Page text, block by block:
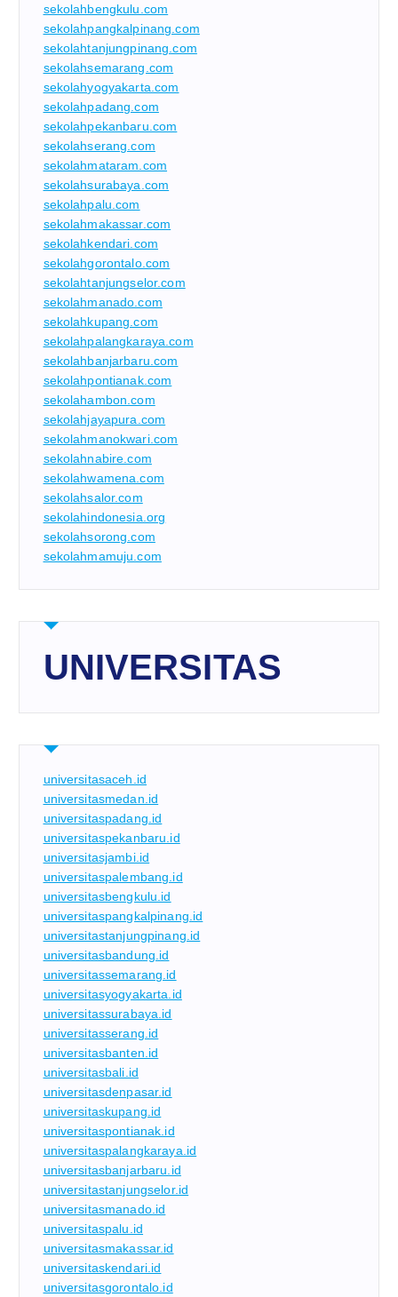
sekolahbengkulu.com
sekolahpangkalpinang.com
sekolahtanjungpinang.com
sekolahsemarang.com
sekolahyogyakarta.com
sekolahpadang.com
sekolahpekanbaru.com
sekolahserang.com
sekolahmataram.com
sekolahsurabaya.com
sekolahpalu.com
sekolahmakassar.com
sekolahkendari.com
sekolahgorontalo.com
sekolahtanjungselor.com
sekolahmanado.com
sekolahkupang.com
sekolahpalangkaraya.com
sekolahbanjarbaru.com
sekolahpontianak.com
sekolahambon.com
sekolahjayapura.com
sekolahmanokwari.com
sekolahnabire.com
sekolahwamena.com
sekolahsalor.com
sekolahindonesia.org
sekolahsorong.com
sekolahmamuju.com
UNIVERSITAS
universitasaceh.id
universitasmedan.id
universitaspadang.id
universitaspekanbaru.id
universitasjambi.id
universitaspalembang.id
universitasbengkulu.id
universitaspangkalpinang.id
universitastanjungpinang.id
universitasbandung.id
universitassemarang.id
universitasyogyakarta.id
universitassurabaya.id
universitasserang.id
universitasbanten.id
universitasbali.id
universitasdenpasar.id
universitaskupang.id
universitaspontianak.id
universitaspalangkaraya.id
universitasbanjarbaru.id
universitastanjungselor.id
universitasmanado.id
universitaspalu.id
universitasmakassar.id
universitaskendari.id
universitasgorontalo.id